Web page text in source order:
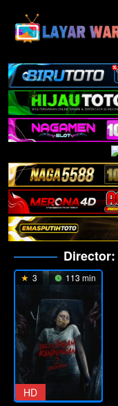
content
Director:
3 113 min
HD